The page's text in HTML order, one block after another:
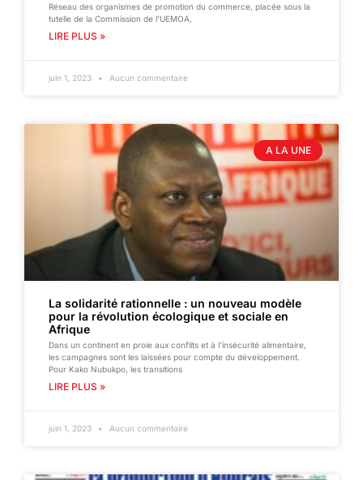
Réseau des organismes de promotion du commerce, placée sous la
tutelle de la Commission de l’UEMOA,
LIRE PLUS »
juin 1, 2023 Aucun commentaire
A LA UNE
La solidarité rationnelle : un nouveau modèle
pour la révolution écologique et sociale en
Afrique
Dans un continent en proie aux conflits et à l’insécurité alimentaire,
les campagnes sont les laissées pour compte du développement.
Pour Kako Nubukpo, les transitions
LIRE PLUS »
juin 1, 2023 Aucun commentaire